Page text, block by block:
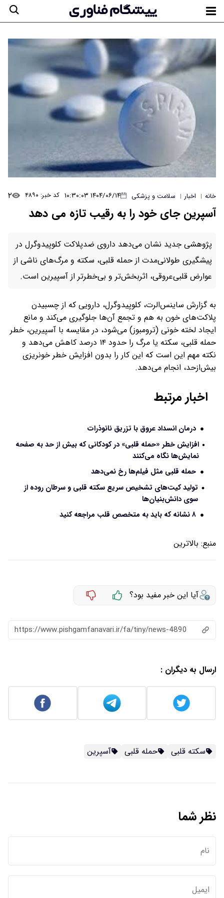
خانه | اخبار | سلامت و پزشکی ۱۴۰۴/۰۶/۱۴ ۱۰:۳۰:۰۳ کد خبر: ۴۸۹۰ ۲
آسپرین جای خود را به رقیب تازه می دهد
پژوهشی جدید نشان می‌دهد داروی ضدپلاکت کلوپیدوگرل در
پیشگیری طولانی‌مدت از حمله قلبی، سکته و مرگ‌های ناشی از
عوارض قلبی‌عروقی، اثربخش‌تر و بی‌خطرتر از آسپیرین است.
به‌ گزارش ساینس‌الرت، کلوپیدوگرل، دارویی که از چسبیدن
پلاکت‌های خون به هم و تجمع آن‌ها جلوگیری می‌کند و مانع
ایجاد لخته خونی (ترومبوز) می‌شود، در مقایسه با آسپیرین، خطر
حمله قلبی، سکته یا مرگ را حدود ۱۴ درصد کاهش می‌دهد و
نکته مهم این است که این کار را بدون افزایش خطر خونریزی
بیش‌ازحد، انجام می‌دهد.
اخبار مرتبط
درمان انسداد عروق با تزریق نانوذرات
افزایش خطر «حمله قلبی» در کودکانی که بیش از حد به صفحه
نمایش‌ها نگاه می‌کنند
حمله قلبی مثل فیلم‌ها رخ نمی‌دهد
تولید کیت‌های تشخیص سریع سکته قلبی و سرطان روده از
سوی دانش‌بنیان‌ها
۸ نشانه که باید به متخصص قلب مراجعه کنید
منبع: بالاترین
آیا این خبر مفید بود؟
https://www.pishgamfanavari.ir/fa/tiny/news-4890
ارسال به دیگران :
سکته قلبی حمله قلبی آسپرین
نظر شما